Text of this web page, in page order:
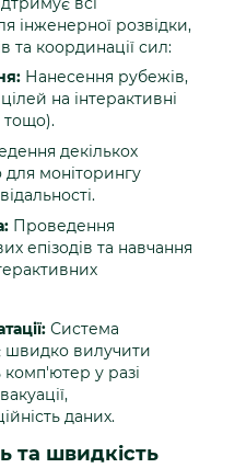
інженерної розвідки,
та координації сил:
Нанесення рубежів,
на інтерактивні
тощо).
декількох
для моніторингу
Проведення
епізодів та навчання
Система
швидко вилучити
у разі
даних.
та швидкість